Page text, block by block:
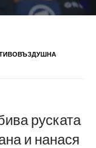
руската
и нанася